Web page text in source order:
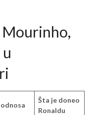
Mourinho,
Šta je doneo
Ronaldu